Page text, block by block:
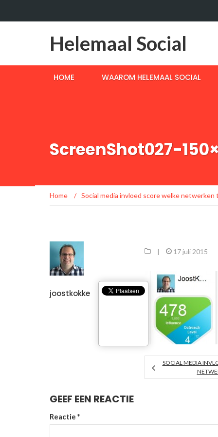
Helemaal Social
HOME WAAROM HELEMAAL SOCIAL
ScreenShot027-
Home / Social media invloed score welke netwerken
joostkokke
| 17 juli 2015
SOCIAL MEDIA
GEEF EEN REACTIE
Reactie *